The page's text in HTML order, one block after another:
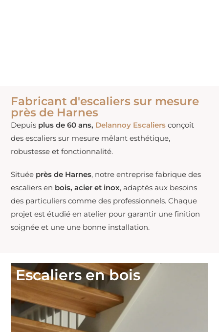
Fabricant d'escaliers sur mesure
près de Harnes
Depuis plus de 60 ans, Delannoy Escaliers conçoit
des escaliers sur mesure mêlant esthétique,
robustesse et fonctionnalité.
Située près de Harnes, notre entreprise fabrique des
escaliers en bois, acier et inox, adaptés aux besoins
des particuliers comme des professionnels. Chaque
projet est étudié en atelier pour garantir une finition
soignée et une une bonne installation.
Escaliers en bois